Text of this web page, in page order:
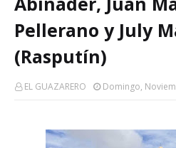
Pellerano y July
(Rasputín)
EL GUAZARERO Domingo,